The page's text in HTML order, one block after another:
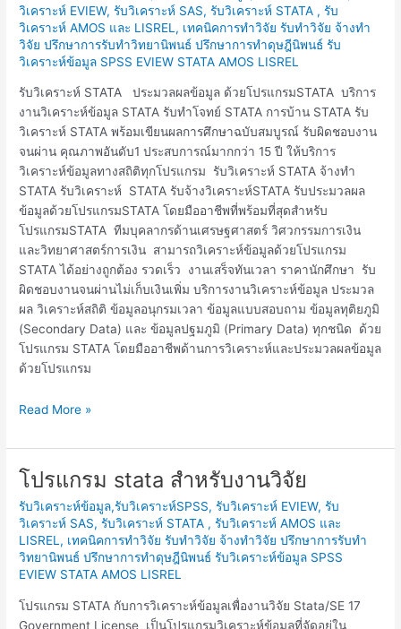
วิเคราะห์ EVIEW, รับวิเคราะห์ SAS, รับวิเคราะห์ STATA , รับ
วิเคราะห์ AMOS และ LISREL , เทคนิคการทำวิจัย รับทำวิจัย จ้างทำ
วิจัย ปรึกษาการรับทำวิทยานิพนธ์ ปรึกษาการทำดุษฎีนิพนธ์ รับ
วิเคราะห์ข้อมูล SPSS EVIEW STATA AMOS LISREL
รับวิเคราะห์ STATA ประมวลผลข้อมูล ด้วยโปรแกรมSTATA บริการ
งานวิเคราะห์ข้อมูล STATA รับทำโจทย์ STATA การบ้าน STATA รับ
วิเคราะห์ STATA พร้อมเขียนผลการศึกษาฉบับสมบูรณ์ รับผิดชอบงาน
จนผ่าน คุณภาพอันดับ1 ประสบการณ์มากกว่า 15 ปี ให้บริการ
วิเคราะห์ข้อมูลทางสถิติทุกโปรแกรม รับวิเคราะห์ STATA จ้างทำ
STATA รับวิเคราะห์ STATA รับจ้างวิเคราะห์STATA รับประมวลผล
ข้อมูลด้วยโปรแกรมSTATA โดยมืออาชีพที่พร้อมที่สุดสำหรับ
โปรแกรมSTATA ทีมบุคลากรด้านเศรษฐศาสตร์ วิศวกรรมการเงิน
และวิทยาศาสตร์การเงิน สามารถวิเคราะห์ข้อมูลด้วยโปรแกรม
STATA ได้อย่างถูกต้อง รวดเร็ว งานเสร็จทันเวลา ราคานักศึกษา รับ
ผิดชอบงานจนผ่านไม่เก็บเงินเพิ่ม บริการงานวิเคราะห์ข้อมูล ประมวล
ผล วิเคราะห์สถิติ ข้อมูลอนุกรมเวลา ข้อมูลแบบสอบถาม ข้อมูลทุติยภูมิ
(Secondary Data) และ ข้อมูลปฐมภูมิ (Primary Data) ทุกชนิด ด้วย
โปรแกรม STATA โดยมืออาชีพด้านการวิเคราะห์และประมวลผลข้อมูล
ด้วยโปรแกรม
STATA
รับ
รันSTATA
Read More »
โปรแกรม stata สำหรับงานวิจัย
รับวิเคราะห์ข้อมูล,รับวิเคราะห์SPSS, รับวิเคราะห์ EVIEW, รับ
วิเคราะห์ SAS, รับวิเคราะห์ STATA , รับวิเคราะห์ AMOS และ
LISREL , เทคนิคการทำวิจัย รับทำวิจัย จ้างทำวิจัย ปรึกษาการรับทำ
วิทยานิพนธ์ ปรึกษาการทำดุษฎีนิพนธ์ รับวิเคราะห์ข้อมูล SPSS
EVIEW STATA AMOS LISREL
โปรแกรม STATA กับการวิเคราะห์ข้อมูลเพื่องานวิจัย Stata/SE 17
Government License เป็นโปรแกรมวิเคราะห์ข้อมูลที่จัดอยู่ใน
โปรแกรม
สำหรับ
งาน
วิจัย